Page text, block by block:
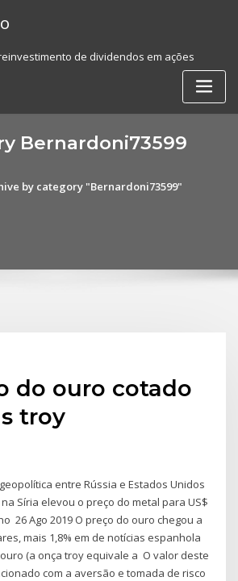
de dividendos em ações
Bernardoni73599
by category "Bernardoni73599"
do ouro cotado
troy
entre Rússia e Estados Unidos
Síria elevou o preço do metal para US$
26 Ago 2019 O preço do ouro chegou a
mais 1,8% em de notícias espanhola
ouro (a onça troy equivale a O valor deste
com a aversão e tomada de risco